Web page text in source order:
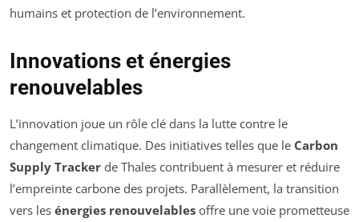
humains et protection de l’environnement.
Innovations et énergies
renouvelables
L’innovation joue un rôle clé dans la lutte contre le
changement climatique. Des initiatives telles que le Carbon
Supply Tracker de Thales contribuent à mesurer et réduire
l’empreinte carbone des projets. Parallèlement, la transition
vers les énergies renouvelables offre une voie prometteuse